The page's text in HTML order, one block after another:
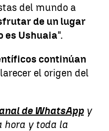
del mundo a
de un lugar
es Ushuaia".
continúan
el origen del
de WhatsAppy
hora y toda la